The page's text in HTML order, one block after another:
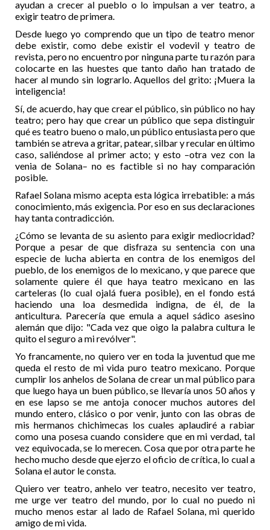
ayudan a crecer al pueblo o lo impulsan a ver teatro, a
exigir teatro de primera.
Desde luego yo comprendo que un tipo de teatro menor
debe existir, como debe existir el vodevil y teatro de
revista, pero no encuentro por ninguna parte tu razón para
colocarte en las huestes que tanto daño han tratado de
hacer al mundo sin lograrlo. Aquellos del grito: ¡Muera la
inteligencia!
Sí, de acuerdo, hay que crear el público, sin público no hay
teatro; pero hay que crear un público que sepa distinguir
qué es teatro bueno o malo, un público entusiasta pero que
también se atreva a gritar, patear, silbar y recular en último
caso, saliéndose al primer acto; y esto –otra vez con la
venia de Solana– no es factible si no hay comparación
posible.
Rafael Solana mismo acepta esta lógica irrebatible: a más
conocimiento, más exigencia. Por eso en sus declaraciones
hay tanta contradicción.
¿Cómo se levanta de su asiento para exigir mediocridad?
Porque a pesar de que disfraza su sentencia con una
especie de lucha abierta en contra de los enemigos del
pueblo, de los enemigos de lo mexicano, y que parece que
solamente quiere él que haya teatro mexicano en las
carteleras (lo cual ojalá fuera posible), en el fondo está
haciendo una loa desmedida indigna, de él, de la
anticultura. Parecería que emula a aquel sádico asesino
alemán que dijo: "Cada vez que oigo la palabra cultura le
quito el seguro a mi revólver".
Yo francamente, no quiero ver en toda la juventud que me
queda el resto de mi vida puro teatro mexicano. Porque
cumplir los anhelos de Solana de crear un mal público para
que luego haya un buen público, se llevaría unos 50 años y
en ese lapso se me antoja conocer muchos autores del
mundo entero, clásico o por venir, junto con las obras de
mis hermanos chichimecas los cuales aplaudiré a rabiar
como una posesa cuando considere que en mi verdad, tal
vez equivocada, se lo merecen. Cosa que por otra parte he
hecho mucho desde que ejerzo el oficio de crítica, lo cual a
Solana el autor le consta.
Quiero ver teatro, anhelo ver teatro, necesito ver teatro,
me urge ver teatro del mundo, por lo cual no puedo ni
mucho menos estar al lado de Rafael Solana, mi querido
amigo de mi vida.